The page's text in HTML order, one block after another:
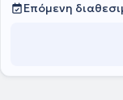
Επόμενη